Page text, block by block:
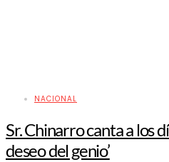
NACIONAL
Sr. Chinarro canta a los
deseo del genio’